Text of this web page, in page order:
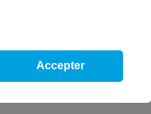
Accepter